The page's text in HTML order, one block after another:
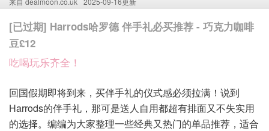
[已过期] Harrods哈罗德 伴手礼必买推荐 - 巧克力咖啡
豆£12
吃喝玩乐齐全！
回国假期即将到来，买伴手礼的仪式感必须拉满！说到
Harrods的伴手礼，那可是送人自用都超有排面又不失实用
的选择。编编为大家整理一些经典又热门的单品推荐，适合